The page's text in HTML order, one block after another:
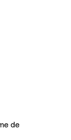
de